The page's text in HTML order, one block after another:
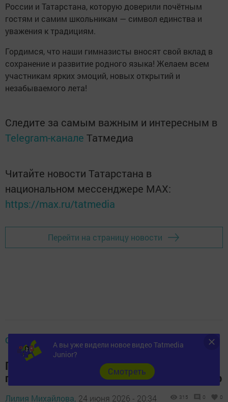
России и Татарстана, которую доверили почётным
гостям и самим школьникам — символ единства и
уважения к традициям.
Гордимся, что наши гимназисты вносят свой вклад в
сохранение и развитие родного языка! Желаем всем
участникам ярких эмоций, новых открытий и
незабываемого лета!
Следите за самым важным и интересным в
Telegram-канале Татмедиа
Читайте новости Татарстана в
национальном мессенджере MАХ:
https://max.ru/tatmedia
Перейти на страницу новости
ОБЩЕСТВО
Почему магазинная клубника уступает
по вкусу ягоде с поля: объясняет фермер
Лилия Михайлова, 24 июня 2026 - 20:34 315 0 0
А вы уже видели новое видео Tatmedia
Junior?
Cмотреть